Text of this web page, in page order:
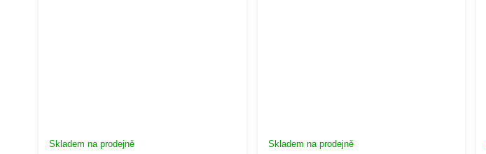
Skladem na prodejně Skladem na prodejně